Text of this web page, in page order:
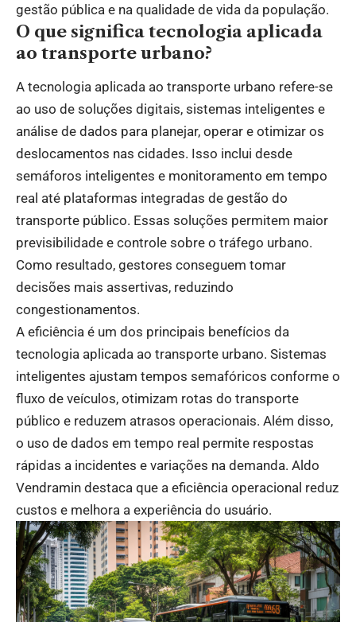
gestão pública e na qualidade de vida da população.
O que significa tecnologia aplicada
ao transporte urbano?
A tecnologia aplicada ao transporte urbano refere-se
ao uso de soluções digitais, sistemas inteligentes e
análise de dados para planejar, operar e otimizar os
deslocamentos nas cidades. Isso inclui desde
semáforos inteligentes e monitoramento em tempo
real até plataformas integradas de gestão do
transporte público. Essas soluções permitem maior
previsibilidade e controle sobre o tráfego urbano.
Como resultado, gestores conseguem tomar
decisões mais assertivas, reduzindo
congestionamentos.
A eficiência é um dos principais benefícios da
tecnologia aplicada ao transporte urbano. Sistemas
inteligentes ajustam tempos semafóricos conforme o
fluxo de veículos, otimizam rotas do transporte
público e reduzem atrasos operacionais. Além disso,
o uso de dados em tempo real permite respostas
rápidas a incidentes e variações na demanda. Aldo
Vendramin destaca que a eficiência operacional reduz
custos e melhora a experiência do usuário.